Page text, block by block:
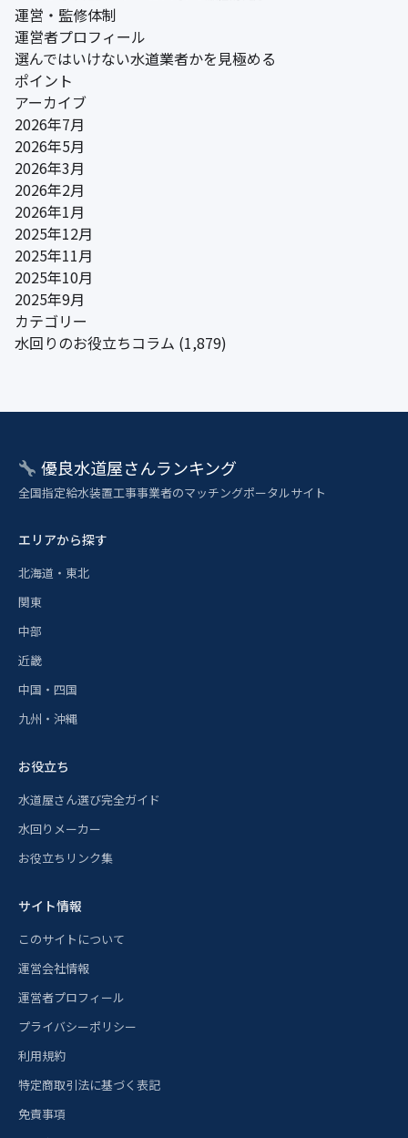
運営・監修体制
運営者プロフィール
選んではいけない水道業者かを見極める
ポイント
アーカイブ
2026年7月
2026年5月
2026年3月
2026年2月
2026年1月
2025年12月
2025年11月
2025年10月
2025年9月
カテゴリー
水回りのお役立ちコラム (1,879)
優良水道屋さんランキング
全国指定給水装置工事事業者のマッチングポータルサイト
エリアから探す
北海道・東北
関東
中部
近畿
中国・四国
九州・沖縄
お役立ち
水道屋さん選び完全ガイド
水回りメーカー
お役立ちリンク集
サイト情報
このサイトについて
運営会社情報
運営者プロフィール
プライバシーポリシー
利用規約
特定商取引法に基づく表記
免責事項